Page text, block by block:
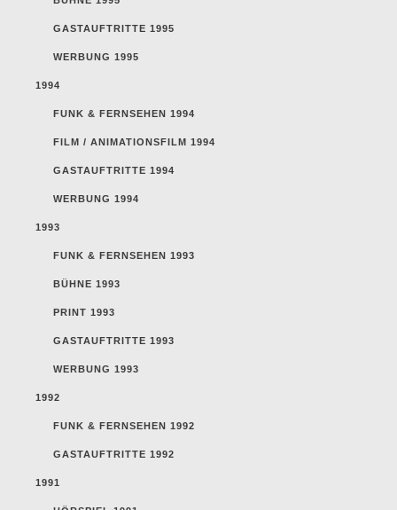
GASTAUFTRITTE 1995
WERBUNG 1995
1994
FUNK & FERNSEHEN 1994
FILM / ANIMATIONSFILM 1994
GASTAUFTRITTE 1994
WERBUNG 1994
1993
FUNK & FERNSEHEN 1993
BÜHNE 1993
PRINT 1993
GASTAUFTRITTE 1993
WERBUNG 1993
1992
FUNK & FERNSEHEN 1992
GASTAUFTRITTE 1992
1991